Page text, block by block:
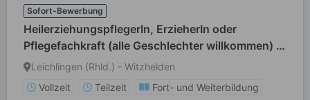
Sofort-Bewerbung
HeilerziehungspflegerIn, ErzieherIn oder
Pflegefachkraft (alle Geschlechter willkommen) in
Voll- oder Teilzeit
Leichlingen (Rhld.) - Witzhelden
Vollzeit
Teilzeit
Fort- und Weiterbildung